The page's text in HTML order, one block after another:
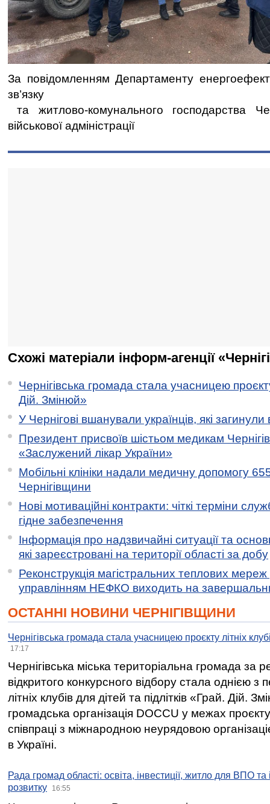
За повідомленням Департаменту
зв’язку
та житлово-комунального господарства
військової адміністрації
Схожі матеріали інформ-агенції
Чернігівська громада стала учасницею
Дій. Змінюй»
У Чернігові вшанували українців, які загинули
Президент присвоїв шістьом медикам
«Заслужений лікар України»
Мобільні клініки надали медичну допомогу
Чернігівщини
Нові мотиваційні контракти: чіткі терміни
гідне забезпечення
Інформація про надзвичайні ситуації та
які зареєстровані на території області за добу
Реконструкція магістральних теплових мереж
управлінням НЕФКО виходить на
ОСТАННІ НОВИНИ ЧЕРНІГІВЩИНИ
Чернігівська громада стала учасницею проєкту літніх
17:17
Чернігівська міська територіальна громада за
відкритого конкурсного відбору стала однією
літніх клубів для дітей та підлітків «Грай. Дій.
громадська організація DOCCU у межах
співпраці з міжнародною неурядовою
в Україні.
Рада громад області: освіта, інвестиції, житло для ВПО
розвитку
16:55